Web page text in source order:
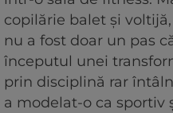
copilărie balet și
nu a fost doar un pas
începutul unei
prin disciplină rar
a modelat-o ca sportiv